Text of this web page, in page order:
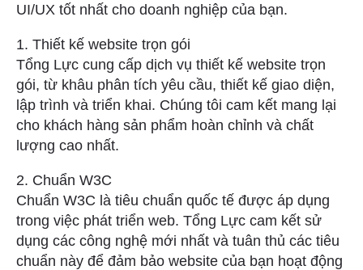
UI/UX tốt nhất cho doanh nghiệp của bạn.
1. Thiết kế website trọn gói
Tổng Lực cung cấp dịch vụ thiết kế website trọn
gói, từ khâu phân tích yêu cầu, thiết kế giao diện,
lập trình và triển khai. Chúng tôi cam kết mang lại
cho khách hàng sản phẩm hoàn chỉnh và chất
lượng cao nhất.
2. Chuẩn W3C
Chuẩn W3C là tiêu chuẩn quốc tế được áp dụng
trong việc phát triển web. Tổng Lực cam kết sử
dụng các công nghệ mới nhất và tuân thủ các tiêu
chuẩn này để đảm bảo website của bạn hoạt động